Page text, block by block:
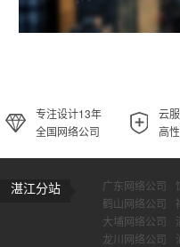
专注设计13年
全国网络公司
云
高
湛江分站 广东网络公司
鹤山网络公司
大埔网络公司
龙川网络公司